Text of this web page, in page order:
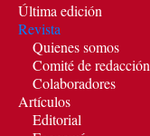
Última edición
Revista
Quienes somos
Comité de redacción
Colaboradores
Artículos
Editorial